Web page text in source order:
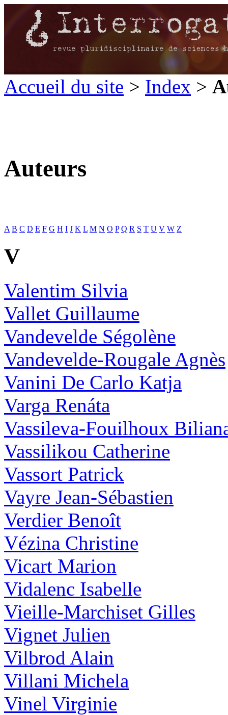
Accueil du site > Index >
Auteurs
A B C D E F G H I J K L M N O P Q R S T U V W Z
V
Valentim Silvia
Vallet Guillaume
Vandevelde Ségolène
Vandevelde-Rougale Agnès
Vanini De Carlo Katja
Varga Renáta
Vassileva-Fouilhoux
Vassilikou Catherine
Vassort Patrick
Vayre Jean-Sébastien
Verdier Benoît
Vézina Christine
Vicart Marion
Vidalenc Isabelle
Vieille-Marchiset Gilles
Vignet Julien
Vilbrod Alain
Villani Michela
Vinel Virginie